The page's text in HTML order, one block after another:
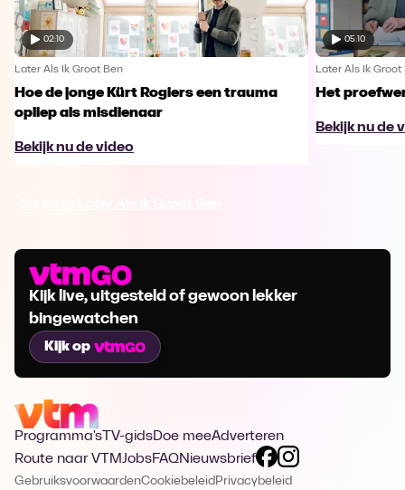
02:10
Later Als Ik Groot Ben
Hoe de jonge Kürt Rogiers een trauma
opliep als misdienaar
Bekijk nu de video
05:10
Later Als Ik Groot
Het
Bekijk nu de
Kijk live, uitgesteld of gewoon lekker
bingewatchen
Kijk op
Programma's TV-gidsDoe meeAdverteren
Route naar VTMJobsFAQNieuwsbrief
GebruiksvoorwaardenCookiebeleid Privacybeleid